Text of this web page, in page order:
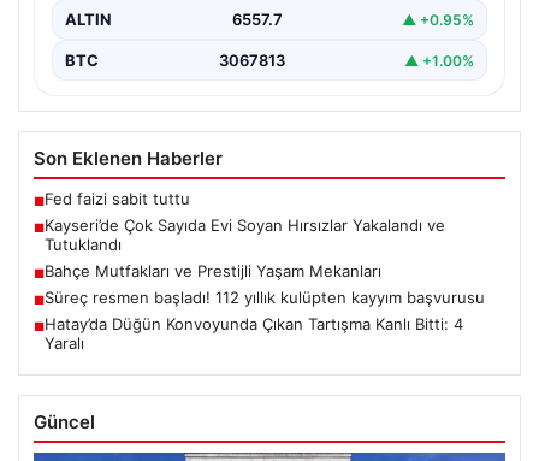
ALTIN 6557.7 ▲ +0.95%
BTC 3067813 ▲ +1.00%
Son Eklenen Haberler
■Fed faizi sabit tuttu
■Kayseri’de Çok Sayıda Evi Soyan Hırsızlar Yakalandı ve
Tutuklandı
■Bahçe Mutfakları ve Prestijli Yaşam Mekanları
■Süreç resmen başladı! 112 yıllık kulüpten kayyım başvurusu
■Hatay’da Düğün Konvoyunda Çıkan Tartışma Kanlı Bitti: 4
Yaralı
Güncel